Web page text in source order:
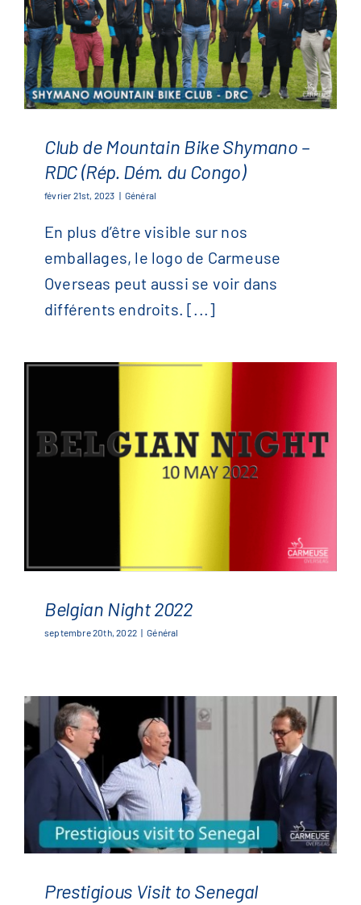
Club de Mountain Bike Shymano
– RDC (Rép. Dém. du Congo)
Club de Mountain Bike Shymano –
RDC (Rép. Dém. du Congo)
février 21st, 2023 | Général
En plus d’être visible sur nos
emballages, le logo de Carmeuse
Overseas peut aussi se voir dans
différents endroits. [...]
Belgian Night 2022
Belgian Night 2022
septembre 20th, 2022 | Général
Prestigious Visit to Senegal